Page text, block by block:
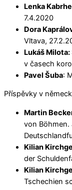
Lenka
7.4.2020
Dora
Vltava,
Lukáš Milota:
v časech
Pavel Šuba:
Příspěvky v
Martin
von Böhmen.
Kilian
der
Kilian
Tschechien